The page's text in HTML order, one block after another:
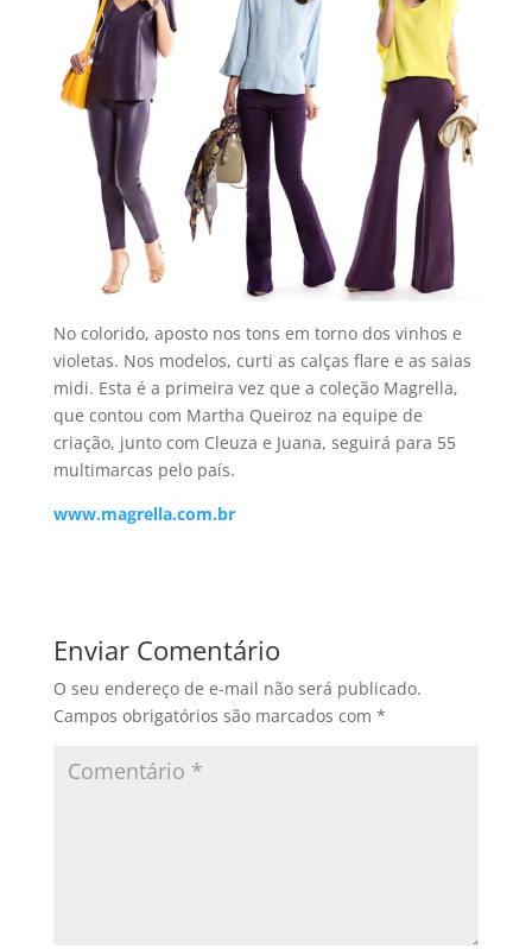
No colorido, aposto nos tons em torno dos vinhos e
violetas. Nos modelos, curti as calças flare e as saias
midi. Esta é a primeira vez que a coleção Magrella,
que contou com Martha Queiroz na equipe de
criação, junto com Cleuza e Juana, seguirá para 55
multimarcas pelo paí­s.
www.magrella.com.br
Enviar Comentário
O seu endereço de e-mail não será publicado.
Campos obrigatórios são marcados com *